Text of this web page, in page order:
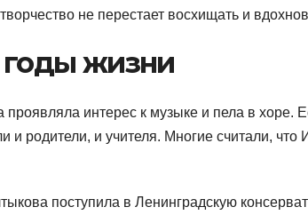
не перестает восхищать и
годы жизни
проявляла интерес к музыке и пела в хоре.
и родители, и учителя. Многие считали,
поступила в Ленинградскую